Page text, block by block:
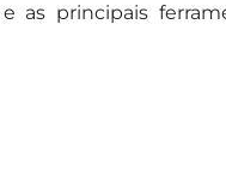
as principais